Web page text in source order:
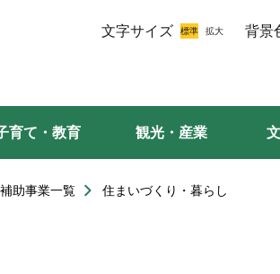
文字サイズ 背景
育て・教育 観光・産業
助事業一覧 住まいづくり・暮らし